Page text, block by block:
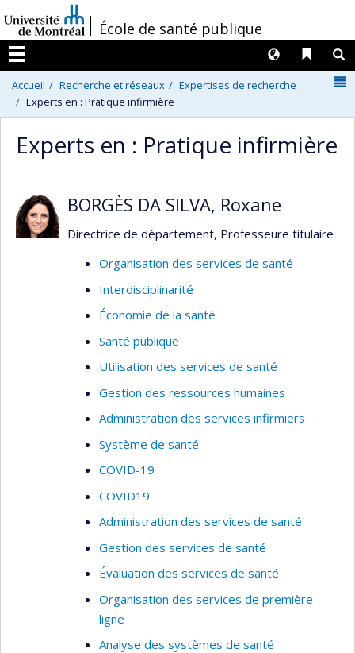
au
contenu
/École de santé publique
Menu
Liens
Langues
Accueil Recherche et réseaux
Expertises de recherche
Experts en : Pratique infirmière
Experts en : Pratique infirmière
BORGÈS DA SILVA, Roxane
Directrice de département, Professeure titulaire
Organisation des services de santé
Interdisciplinarité
Économie de la santé
Santé publique
Utilisation des services de santé
Gestion des ressources humaines
Administration des services infirmiers
Système de santé
COVID-19
COVID19
Administration des services de santé
Gestion des services de santé
Évaluation des services de santé
Organisation des services de première
ligne
Analyse des systèmes de santé